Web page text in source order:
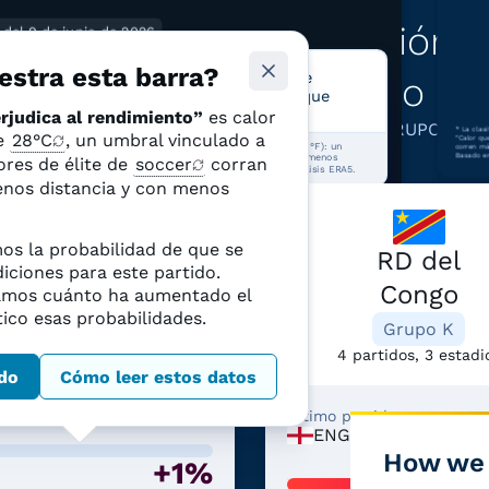
9 de junio de 2026
3partidos tienen más del 50% de
probabilidades de sufrir calor que
perjudica al rendimiento
que perjudica al rendimiento” es calor por encima de 28°C (82,4°F): un
asociado con que los jugadores de élite corran más despacio, menos
y con menos frecuencia. Fuente: Climate Shift Index y reanálisis ERA5.
*La
“Calor
corren
Basado
más información
mismo
GRUPO K
Colombia
Grupo K
partidos, 5 estadios
—
COL
+1%
RD del
Congo
Grupo K
4 partidos, 3
Último partido:
ENG
How
esta barra?
al rendimiento” es calor
28°C
, un umbral vinculado a
de élite de soccer
corran
distancia y con menos
la probabilidad de que se
para este partido.
cuánto ha aumentado el
esas probabilidades.
Cómo leer estos datos